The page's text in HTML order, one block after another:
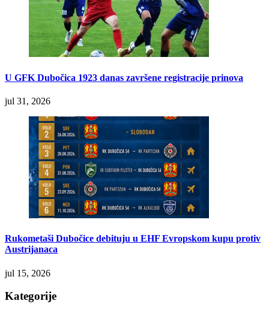
U GFK Dubočica 1923 danas završene registracije prinova
jul 31, 2026
Rukometaši Dubočice debituju u EHF Evropskom kupu protiv
Austrijanaca
jul 15, 2026
Kategorije